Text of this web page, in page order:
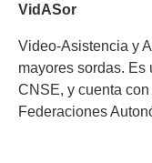
VidASor
Video-Asistencia y
mayores sordas. Es
CNSE, y cuenta
Federaciones